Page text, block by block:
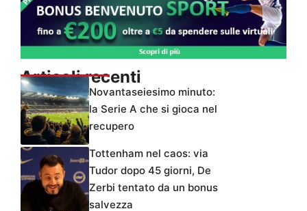
Articoli recenti
Novantaseiesimo minuto:
la Serie A che si gioca nel
recupero
Tottenham nel caos: via
Tudor dopo 45 giorni, De
Zerbi tentato da un bonus
salvezza